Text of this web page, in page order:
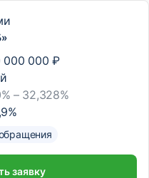
000 000 ₽
– 32,328%
%
заявку